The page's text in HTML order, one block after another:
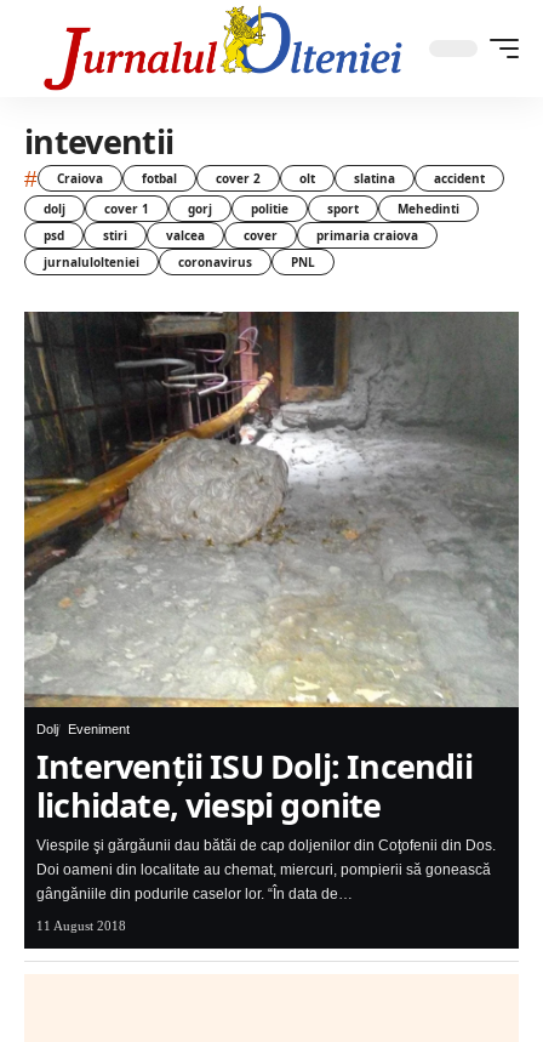
inteventii
# Craiova fotbal cover 2 olt slatina
accident
dolj
cover 1 gorj politie sport
Mehedinti
psd
stiri valcea cover
primaria craiova
jurnalulolteniei
coronavirus PNL
Dolj Eveniment
Intervenţii ISU Dolj: Incendii
lichidate, viespi gonite
Viespile şi gărgăunii dau bătăi de cap doljenilor din Coţofenii din Dos.
Doi oameni din localitate au chemat, miercuri, pompierii să gonească
gângăniile din podurile caselor lor. “În data de…
11 August 2018